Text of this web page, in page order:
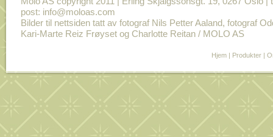
post: info@moloas.com
Bilder til nettsiden tatt av fotograf Nils Petter Aaland, fotograf
Kari-Marte Reiz Frøyset og Charlotte Reitan / MOLO AS
Hjem | Produkter |